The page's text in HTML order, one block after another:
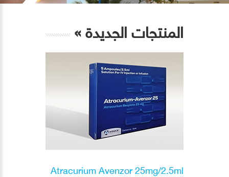
المنتجات الجديدة »
Atracurium Avenzor 25mg/2.5ml